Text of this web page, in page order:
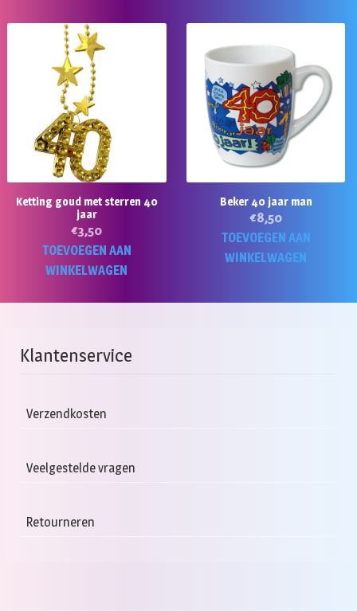
Ketting goud met sterren 40
jaar
€3,50
TOEVOEGEN AAN
WINKELWAGEN
Beker 40 jaar man
€8,50
TOEVOEGEN AAN
WINKELWAGEN
Klantenservice
Verzendkosten
Veelgestelde vragen
Retourneren